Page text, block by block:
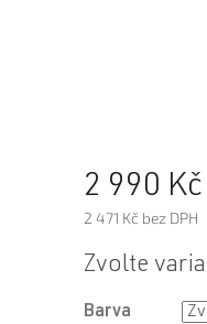
2 990 Kč
2 471 Kč bez DPH
Měrná
Zvolte
Barva